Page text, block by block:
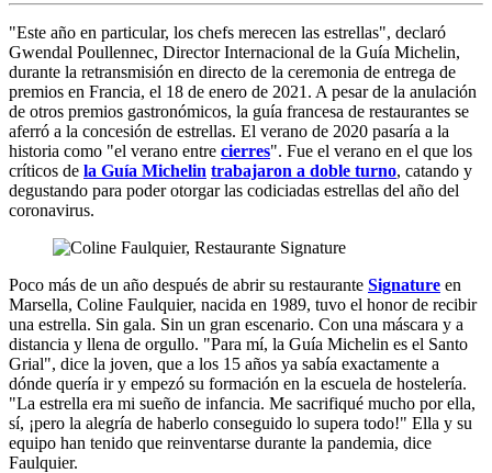
"Este año en particular, los chefs merecen las estrellas", declaró
Gwendal Poullennec, Director Internacional de la Guía Michelin,
durante la retransmisión en directo de la ceremonia de entrega de
premios en Francia, el 18 de enero de 2021. A pesar de la anulación
de otros premios gastronómicos, la guía francesa de restaurantes se
aferró a la concesión de estrellas. El verano de 2020 pasaría a la
historia como "el verano entre cierres". Fue el verano en el que los
críticos de la Guía Michelin trabajaron a doble turno, catando y
degustando para poder otorgar las codiciadas estrellas del año del
coronavirus.
Poco más de un año después de abrir su restaurante Signature en
Marsella, Coline Faulquier, nacida en 1989, tuvo el honor de recibir
una estrella. Sin gala. Sin un gran escenario. Con una máscara y a
distancia y llena de orgullo. "Para mí, la Guía Michelin es el Santo
Grial", dice la joven, que a los 15 años ya sabía exactamente a
dónde quería ir y empezó su formación en la escuela de hostelería.
"La estrella era mi sueño de infancia. Me sacrifiqué mucho por ella,
sí, ¡pero la alegría de haberlo conseguido lo supera todo!" Ella y su
equipo han tenido que reinventarse durante la pandemia, dice
Faulquier.